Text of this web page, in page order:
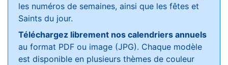
les numéros de semaines, ainsi que les fêtes et
Saints du jour.
Téléchargez librement nos calendriers annuels
au format PDF ou image (JPG). Chaque modèle
est disponible en plusieurs thèmes de couleur